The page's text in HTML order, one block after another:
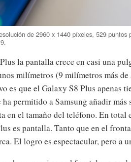
de 2960 x 1440 píxeles, 529 puntos
la pantalla crece en casi una
milímetros (9 milímetros más
es que el Galaxy S8 Plus apenas
permitido a Samsung añadir más
en el tamaño del teléfono. En total
es pantalla. Tanto que en el
El logro es espectacular, pero a